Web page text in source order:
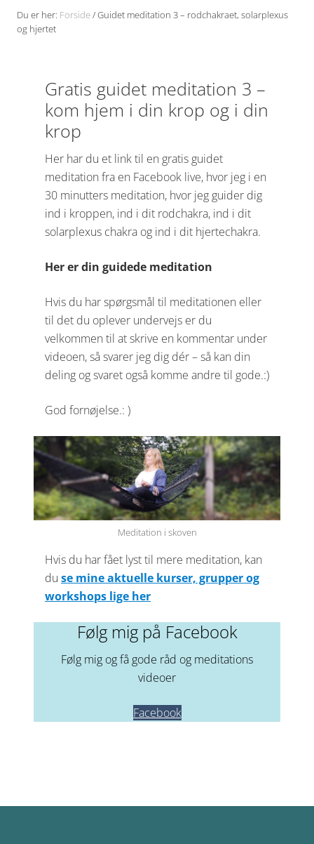
Du er her: Forside/Guidet meditation 3 – rodchakraet, solarplexus
og hjertet
Gratis guidet meditation 3 –
kom hjem i din krop og i din
krop
Her har du et link til en gratis guidet
meditation fra en Facebook live, hvor jeg i en
30 minutters meditation, hvor jeg guider dig
ind i kroppen, ind i dit rodchakra, ind i dit
solarplexus chakra og ind i dit hjertechakra.
Her er din guidede meditation
Hvis du har spørgsmål til meditationen eller
til det du oplever undervejs er du
velkommen til at skrive en kommentar under
videoen, så svarer jeg dig dér – så kan din
deling og svaret også komme andre til gode.:)
God fornøjelse.: )
Meditation i skoven
Hvis du har fået lyst til mere meditation, kan
du se mine aktuelle kurser, grupper og
workshops lige her
Følg mig på Facebook
Følg mig og få gode råd og meditations
videoer
Facebook